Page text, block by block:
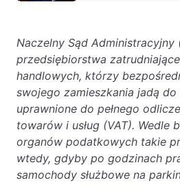
Naczelny Sąd Administracyjny
przedsiębiorstwa
handlowych, którzy
swojego zamieszkania jadą do
uprawnione do pełnego
towarów i usług (VAT). Wedle
organów podatkowych takie
wtedy, gdyby po godzinach
samochody służbowe na